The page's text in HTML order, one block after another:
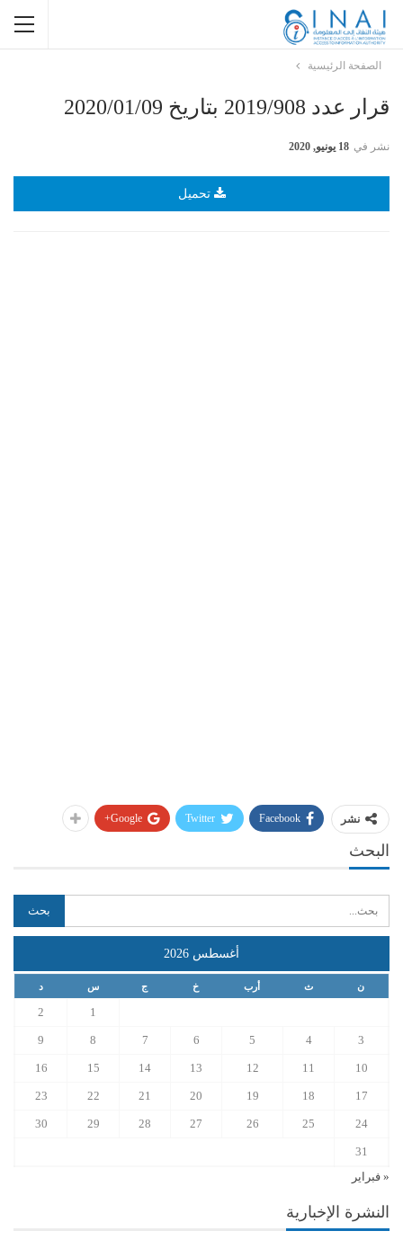
الصفحة الرئيسية
قرار عدد 2019/908 بتاريخ 2020/01/09
نشر في 18 يونيو, 2020
تحميل
نشر Facebook
Twitter
Google+
البحث
أغسطس 2026
ن ث أرب خ ج س د
1
2
3
4
5
6
7
8
9
10
11
12
13
14
15
16
17
18
19
20
21
22
23
24
25
26
27
28
29
30
31
« فبراير
النشرة الإخبارية